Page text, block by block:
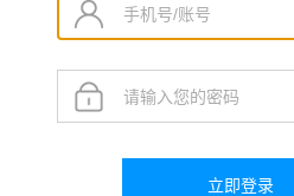
立即登录